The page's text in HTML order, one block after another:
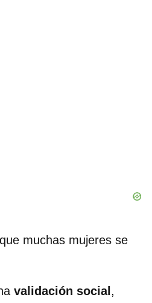
muchas mujeres se
validación social ,